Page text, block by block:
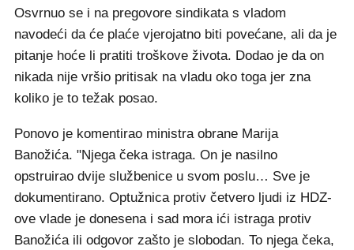
Osvrnuo se i na pregovore sindikata s vladom
navodeći da će plaće vjerojatno biti povećane, ali da je
pitanje hoće li pratiti troškove života. Dodao je da on
nikada nije vršio pritisak na vladu oko toga jer zna
koliko je to težak posao.
Ponovo je komentirao ministra obrane Marija
Banožića. "Njega čeka istraga. On je nasilno
opstruirao dvije službenice u svom poslu… Sve je
dokumentirano. Optužnica protiv četvero ljudi iz HDZ-
ove vlade je donesena i sad mora ići istraga protiv
Banožića ili odgovor zašto je slobodan. To njega čeka,